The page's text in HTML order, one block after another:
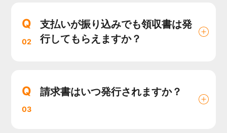
Q
02
支払いが振り込みでも領収書は発
行してもらえますか？
Q
03
請求書はいつ発行されますか？